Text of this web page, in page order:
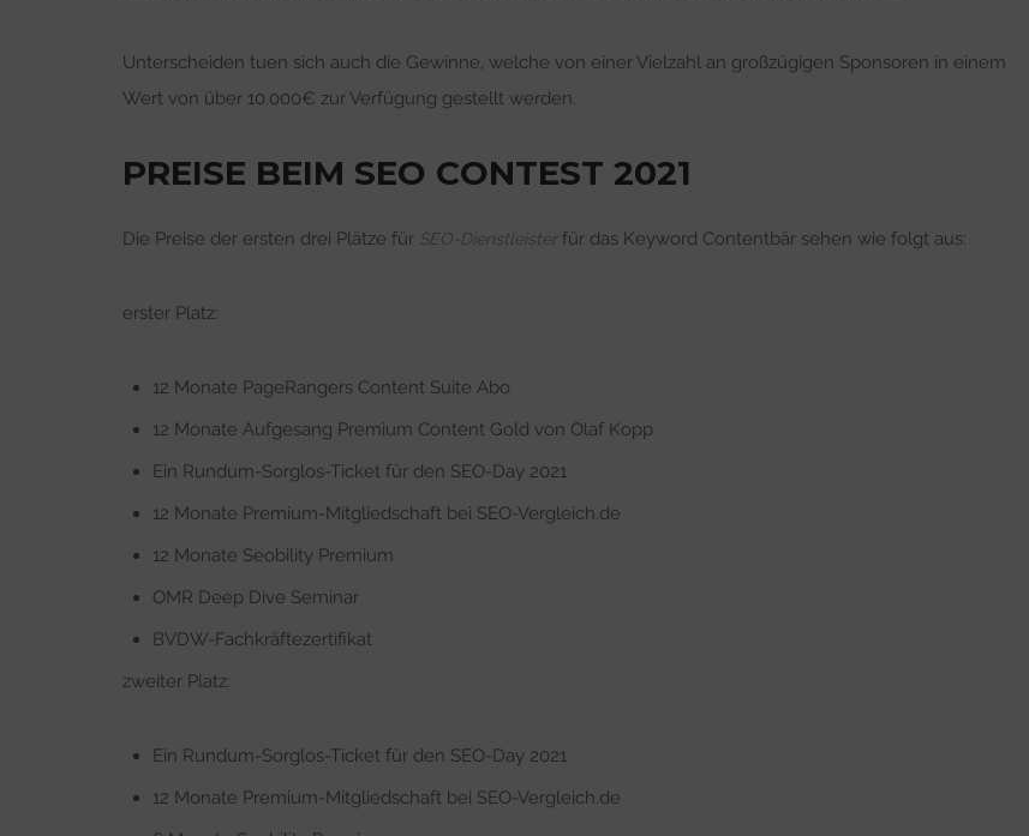
Unterscheiden tuen sich auch die Gewinne, welche von einer Vielzahl an großzügigen Sponsoren in einem
Wert von über 10.000€ zur Verfügung gestellt werden.
PREISE BEIM SEO CONTEST 2021
Die Preise der ersten drei Plätze für SEO-Dienstleister für das Keyword Contentbär sehen wie folgt aus:
erster Platz:
12 Monate PageRangers Content Suite Abo
12 Monate Aufgesang Premium Content Gold von Olaf Kopp
Ein Rundum-Sorglos-Ticket für den SEO-Day 2021
12 Monate Premium-Mitgliedschaft bei SEO-Vergleich.de
12 Monate Seobility Premium
OMR Deep Dive Seminar
BVDW-Fachkräftezertifikat
zweiter Platz:
Ein Rundum-Sorglos-Ticket für den SEO-Day 2021
12 Monate Premium-Mitgliedschaft bei SEO-Vergleich.de